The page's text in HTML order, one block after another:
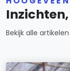
Bekijk alle artikelen